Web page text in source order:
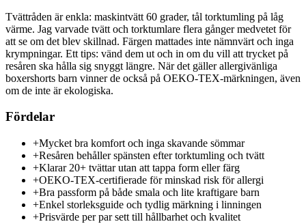
Tvättråden är enkla: maskintvätt 60 grader, tål torktumling på låg
värme. Jag varvade tvätt och torktumlare flera gånger medvetet för
att se om det blev skillnad. Färgen mattades inte nämnvärt och inga
krympningar. Ett tips: vänd dem ut och in om du vill att trycket på
resåren ska hålla sig snyggt längre. När det gäller allergivänliga
boxershorts barn vinner de också på OEKO-TEX-märkningen, även
om de inte är ekologiska.
Fördelar
+Mycket bra komfort och inga skavande sömmar
+Resåren behåller spänsten efter torktumling och tvätt
+Klarar 20+ tvättar utan att tappa form eller färg
+OEKO-TEX-certifierade för minskad risk för allergi
+Bra passform på både smala och lite kraftigare barn
+Enkel storleksguide och tydlig märkning i linningen
+Prisvärde per par sett till hållbarhet och kvalitet